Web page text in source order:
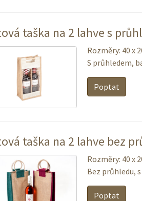
taška na 2 lahve s
Rozměry: 40 x
S průhledem,
Poptat
taška na 2 lahve bez
Rozměry: 40 x
Bez průhledu,
Poptat